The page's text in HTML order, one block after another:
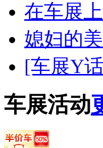
在车展
媳妇的
[车展Y
车展活动